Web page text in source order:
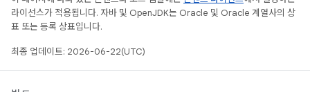
라이선스가 적용됩니다. 자바 및 OpenJDK는 Oracle 및 Oracle 계열사의 상
표 또는 등록 상표입니다.
최종 업데이트: 2026-06-22(UTC)